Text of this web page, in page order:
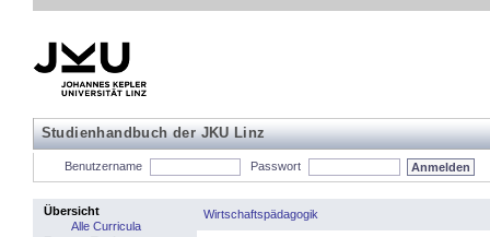
Studienhandbuch der JKU Linz
Benutzername Passwort
Übersicht
Alle Curricula
Wirtschaftspädagogik